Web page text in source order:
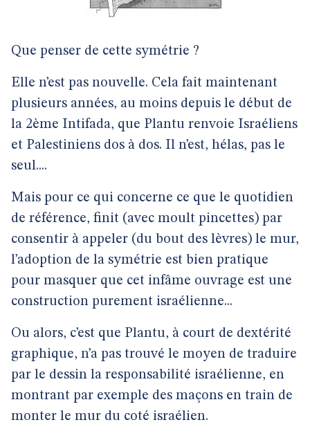
Que penser de cette symétrie ?
Elle n’est pas nouvelle. Cela fait maintenant
plusieurs années, au moins depuis le début de
la 2ème Intifada, que Plantu renvoie Israéliens
et Palestiniens dos à dos. Il n’est, hélas, pas le
seul....
Mais pour ce qui concerne ce que le quotidien
de référence, finit (avec moult pincettes) par
consentir à appeler (du bout des lèvres) le mur,
l’adoption de la symétrie est bien pratique
pour masquer que cet infâme ouvrage est une
construction purement israélienne...
Ou alors, c’est que Plantu, à court de dextérité
graphique, n’a pas trouvé le moyen de traduire
par le dessin la responsabilité israélienne, en
montrant par exemple des maçons en train de
monter le mur du coté israélien.